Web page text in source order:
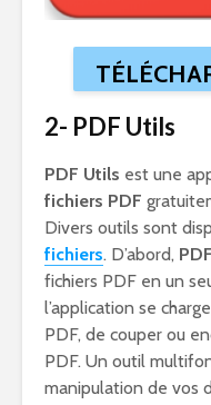
2- PDF Utils
PDF Utils est une
fichiers PDF
Divers outils sont
fichiers. D’abord,
fichiers PDF en un
l’application se
PDF, de couper ou
PDF. Un outil
manipulation de vos